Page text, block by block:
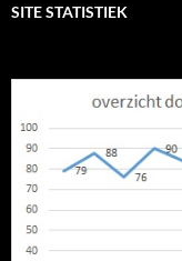
SITE STATISTIEK